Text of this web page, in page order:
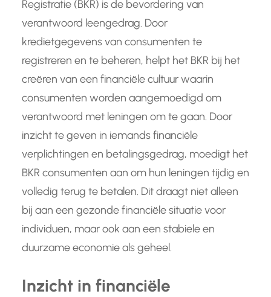
Registratie (BKR) is de bevordering van
verantwoord leengedrag. Door
kredietgegevens van consumenten te
registreren en te beheren, helpt het BKR bij het
creëren van een financiële cultuur waarin
consumenten worden aangemoedigd om
verantwoord met leningen om te gaan. Door
inzicht te geven in iemands financiële
verplichtingen en betalingsgedrag, moedigt het
BKR consumenten aan om hun leningen tijdig en
volledig terug te betalen. Dit draagt niet alleen
bij aan een gezonde financiële situatie voor
individuen, maar ook aan een stabiele en
duurzame economie als geheel.
Inzicht in financiële